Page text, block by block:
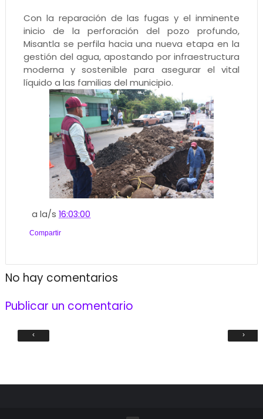
Con la reparación de las fugas y el inminente
inicio de la perforación del pozo profundo,
Misantla se perfila hacia una nueva etapa en la
gestión del agua, apostando por infraestructura
moderna y sostenible para asegurar el vital
líquido a las familias del municipio.
a la/s16:03:00
Compartir
No hay comentarios
Publicar un comentario
‹ ›